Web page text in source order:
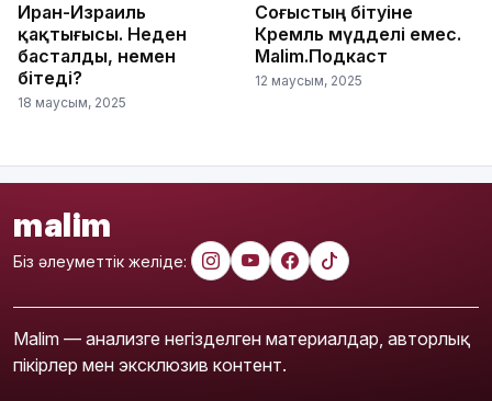
Иран-Израиль
қақтығысы. Неден
басталды, немен
бітеді?
18 маусым, 2025
Соғыстың бітуіне
Кремль мүдделі емес.
Malim.Подкаст
12 маусым, 2025
malim
Біз әлеуметтік желіде:
Malim — анализге негізделген материалдар, авторлық
пікірлер мен эксклюзив контент.